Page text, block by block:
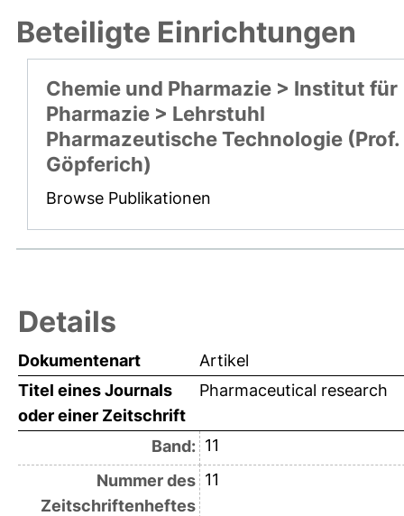
Beteiligte Einrichtungen
Chemie und Pharmazie > Institut für
Pharmazie > Lehrstuhl
Pharmazeutische Technologie (Prof.
Göpferich)
Browse Publikationen
Details
Dokumentenart
Artikel
Titel eines Journals
oder einer Zeitschrift
Pharmaceutical research
Band: 11
Nummer des
Zeitschriftenheftes
11